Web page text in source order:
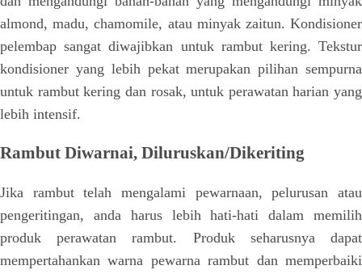
almond, madu, chamomile, atau minyak zaitun. Kondisioner
pelembap sangat diwajibkan untuk rambut kering. Tekstur
kondisioner yang lebih pekat merupakan pilihan sempurna
untuk rambut kering dan rosak, untuk perawatan harian yang
lebih intensif.
Rambut Diwarnai, Diluruskan/Dikeriting
Jika rambut telah mengalami pewarnaan, pelurusan atau
pengeritingan, anda harus lebih hati-hati dalam memilih
produk perawatan rambut. Produk seharusnya dapat
mempertahankan warna pewarna rambut dan memperbaiki